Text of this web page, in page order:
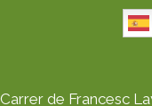
Carrer de Francesc